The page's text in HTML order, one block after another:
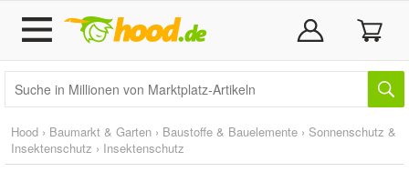
Hood › Baumarkt & Garten › Baustoffe & Bauelemente › Sonnenschutz &
Insektenschutz › Insektenschutz